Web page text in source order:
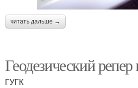
читать дальше →
Геодезический репер
ГУГК